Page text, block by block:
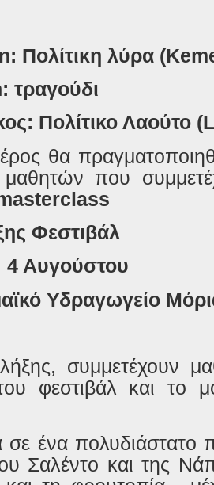
Πολίτικη λύρα
τραγούδι
Πολίτικο Λαούτο
θα
που
Φεστιβάλ
4 Αυγούστου
Υδραγωγείο
συμμετέχουν
φεστιβάλ και το
σε ένα πολυδιάστατο
Σαλέντο και της